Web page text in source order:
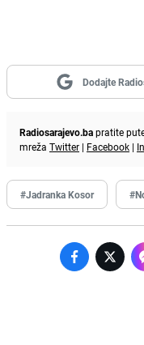
Dodajte
Radiosarajevo.bapratite
mreža Twitter | Facebook |
#Jadranka Kosor